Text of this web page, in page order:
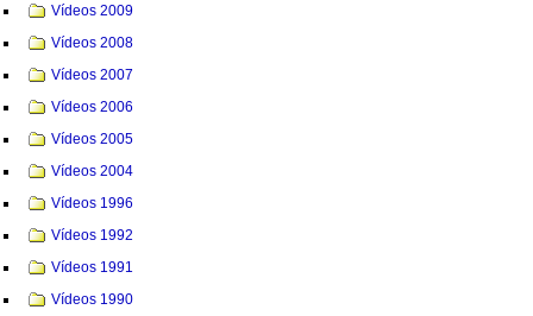
Vídeos 2009
Vídeos 2008
Vídeos 2007
Vídeos 2006
Vídeos 2005
Vídeos 2004
Vídeos 1996
Vídeos 1992
Vídeos 1991
Vídeos 1990